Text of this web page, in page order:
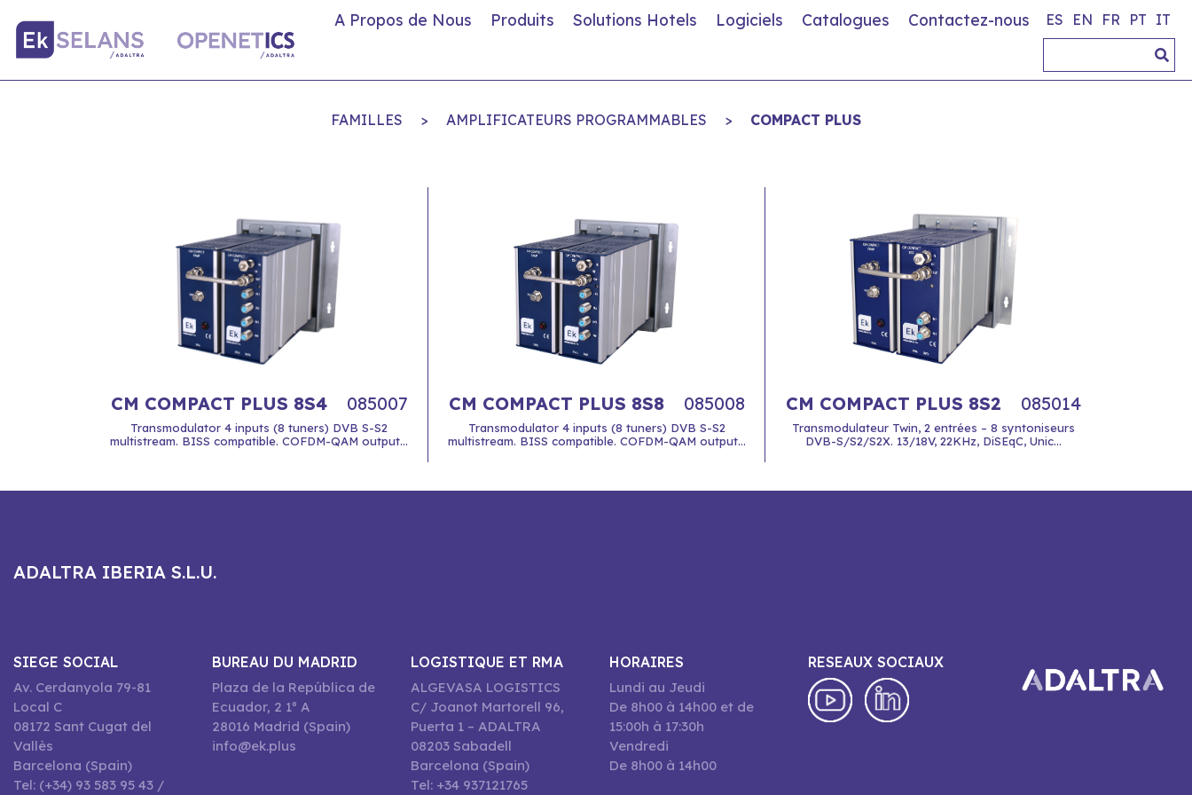
A Propos de Nous Produits Solutions Hotels Logiciels Catalogues Contactez-nous ES EN FR PT IT
FAMILLES > AMPLIFICATEURS PROGRAMMABLES > COMPACT PLUS
CM COMPACT PLUS 8S4 085007
Transmodulator 4 inputs (8 tuners) DVB S-S2
multistream. BISS compatible. COFDM-QAM output...
CM COMPACT PLUS 8S8 085008
Transmodulator 4 inputs (8 tuners) DVB S-S2
multistream. BISS compatible. COFDM-QAM output...
CM COMPACT PLUS 8S2 085014
Transmodulateur Twin, 2 entrées – 8 syntoniseurs
DVB-S/S2/S2X. 13/18V, 22KHz, DiSEqC, Unic...
ADALTRA IBERIA S.L.U.
SIEGE SOCIAL
Av. Cerdanyola 79-81
Local C
08172 Sant Cugat del
Vallès
Barcelona (Spain)
Tel: (+34) 93 583 95 43 /
BUREAU DU MADRID
Plaza de la República de
Ecuador, 2 1º A
28016 Madrid (Spain)
info@ek.plus
LOGISTIQUE ET RMA
ALGEVASA LOGISTICS
C/ Joanot Martorell 96,
Puerta 1 – ADALTRA
08203 Sabadell
Barcelona (Spain)
Tel: +34 937121765
HORAIRES
Lundi au Jeudi
De 8h00 à 14h00 et de
15:00h à 17:30h
Vendredi
De 8h00 à 14h00
RESEAUX SOCIAUX